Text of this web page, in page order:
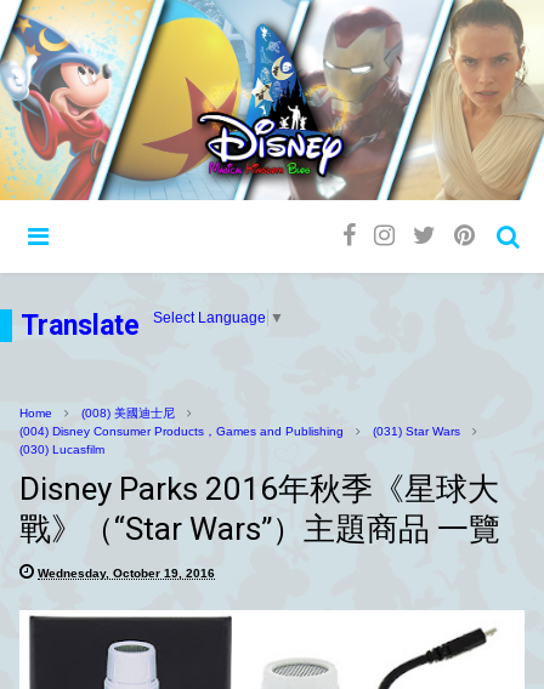
Translate Select Language ▼
Home
(008) 美國迪士尼
(004) Disney Consumer Products，Games and Publishing
(031) Star Wars
(030) Lucasfilm
Disney Parks 2016年秋季《星球大
戰》（“Star Wars”）主題商品 一覽
Wednesday, October 19, 2016